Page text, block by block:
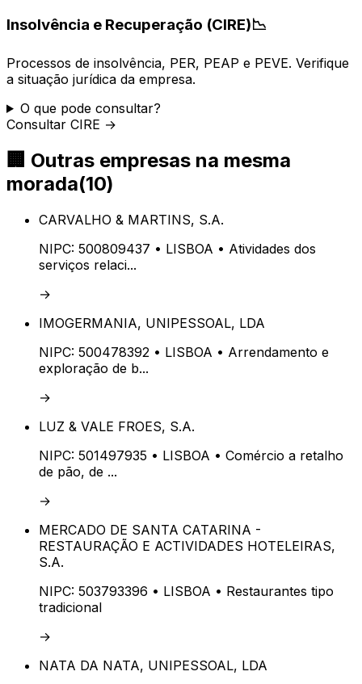
Insolvência e Recuperação (CIRE)📉
Processos de insolvência, PER, PEAP e PEVE. Verifique
a situação jurídica da empresa.
O que pode consultar?
Consultar CIRE →
🏢 Outras empresas na mesma
morada(10)
CARVALHO & MARTINS, S.A.
NIPC: 500809437 • LISBOA • Atividades dos
serviços relaci...
→
IMOGERMANIA, UNIPESSOAL, LDA
NIPC: 500478392 • LISBOA • Arrendamento e
exploração de b...
→
LUZ & VALE FROES, S.A.
NIPC: 501497935 • LISBOA • Comércio a retalho
de pão, de ...
→
MERCADO DE SANTA CATARINA -
RESTAURAÇÃO E ACTIVIDADES HOTELEIRAS,
S.A.
NIPC: 503793396 • LISBOA • Restaurantes tipo
tradicional
→
NATA DA NATA, UNIPESSOAL, LDA